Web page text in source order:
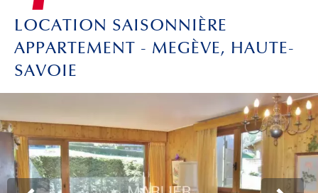
LOCATION SAISONNIÈRE
APPARTEMENT - MEGÈVE, HAUTE-
SAVOIE